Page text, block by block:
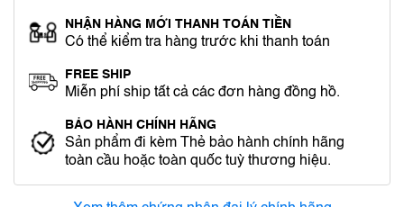
NHẬN HÀNG MỚI THANH TOÁN TIỀN
Có thể kiểm tra hàng trước khi thanh toán
FREE SHIP
Miễn phí ship tất cả các đơn hàng đồng hồ.
BẢO HÀNH CHÍNH HÃNG
Sản phẩm đi kèm Thẻ bảo hành chính hãng
toàn cầu hoặc toàn quốc tuỳ thương hiệu.